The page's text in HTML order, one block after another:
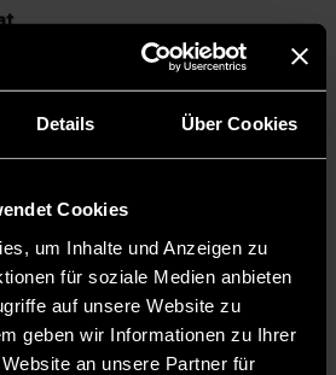
Details Über Cookies
Cookies
um Inhalte und Anzeigen zu
für soziale Medien anbieten
auf unsere Website zu
geben wir Informationen zu Ihrer
an unsere Partner für
Perspektive kann ich nur
ich sehr dankbar für diese
bin und es mich auch persönlich
weiterhin ehrenamtlich zu
machen sollte und kann
AWP–Fach „Ehrenamt ist
Denn dabei geht es
gute Tat. Auf geht´s!